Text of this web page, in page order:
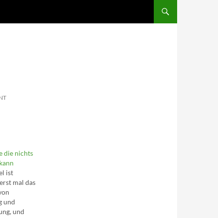
die nichts
ist
mal das
und
und